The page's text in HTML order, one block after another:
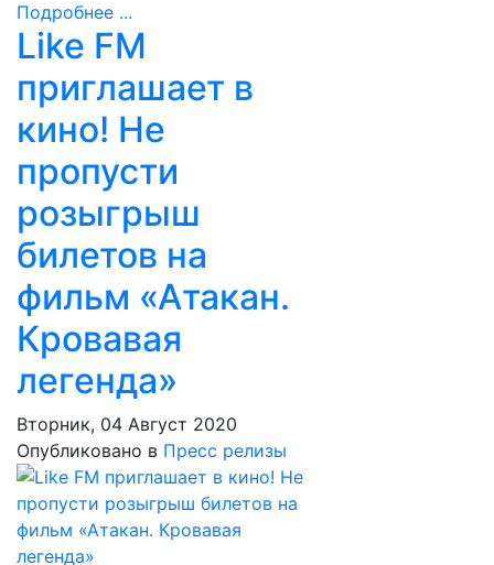
Подробнее ...
Like FM
приглашает в
кино! Не
пропусти
розыгрыш
билетов на
фильм «Атакан.
Кровавая
легенда»
Вторник, 04 Август 2020
Опубликовано в Пресс релизы